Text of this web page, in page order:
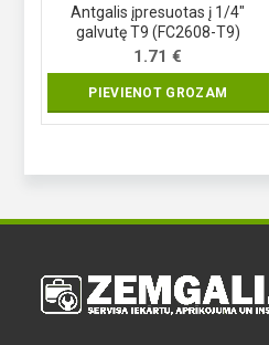
Antgalis įpresuotas į 1/4″
galvutę T9 (FC2608-T9)
1.71€
PIEVIENOT GROZAM